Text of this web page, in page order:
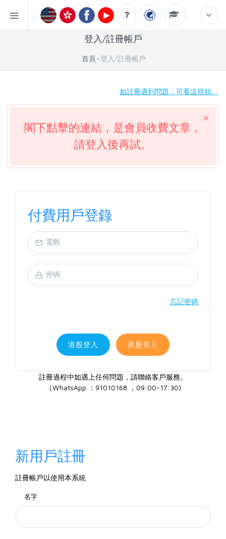
登入/註冊帳戶
首頁 登入/註冊帳戶
如註冊遇到問題，可看這視頻。
閣下點擊的連結，是會員收費文章，
請登入後再試。
付費用戶登錄
忘記密碼
港股登入 美股登入
註冊過程中如遇上任何問題，請聯絡客戶服務。
（WhatsApp ：91010168 ，09:00-17:30)
新用戶註冊
註冊帳戶以使用本系統
名字